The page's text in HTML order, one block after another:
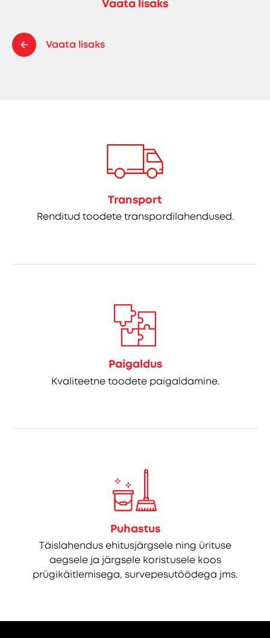
Vaata lisaks
Vaata lisaks
Transport
Renditud toodete transpordilahendused.
Paigaldus
Kvaliteetne toodete paigaldamine.
Puhastus
Täislahendus ehitusjärgsele ning ürituse
aegsele ja järgsele koristusele koos
prügikäitlemisega, survepesutöödega jms.